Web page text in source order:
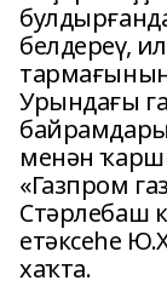
белдереү,
Урындағы
менән
«Газпром
Стәрлебаш
етәксеһе
хаҡта.